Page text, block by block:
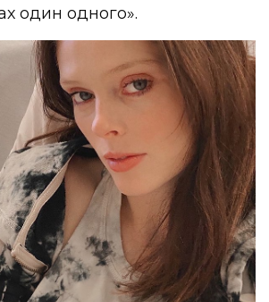
один одного».